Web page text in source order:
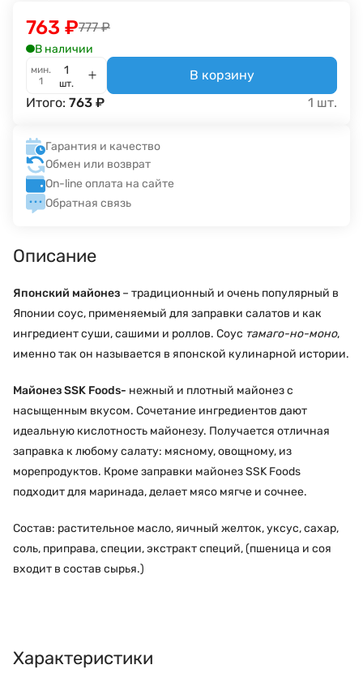
777 ₽
763 ₽
В наличии
мин.
1
шт.
В корзину
Итого: 763 ₽ 1 шт.
Гарантия и качество
Обмен или возврат
On-line оплата на сайте
Обратная связь
Описание
Японский майонез – традиционный и очень популярный в
Японии соус, применяемый для заправки салатов и как
ингредиент суши, сашими и роллов. Соус тамаго-но-моно,
именно так он называется в японской кулинарной истории.
Майонез SSK Foods- нежный и плотный майонез с
насыщенным вкусом. Сочетание ингредиентов дают
идеальную кислотность майонезу. Получается отличная
заправка к любому салату: мясному, овощному, из
морепродуктов. Кроме заправки майонез SSK Foods
подходит для маринада, делает мясо мягче и сочнее.
Состав: растительное масло, яичный желток, уксус, сахар,
соль, приправа, специи, экстракт специй, (пшеница и соя
входит в состав сырья.)
Характеристики